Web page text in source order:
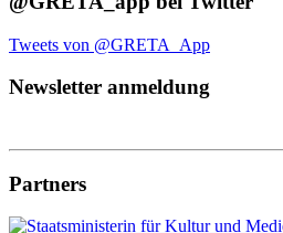
Tweets von @GRETA_App
Newsletter anmeldung
Partners